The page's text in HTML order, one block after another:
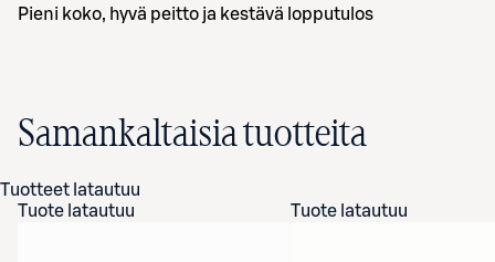
Pieni koko, hyvä peitto ja kestävä lopputulos
Samankaltaisia tuotteita
Tuotteet latautuu
Tuote latautuu
Tuote latautuu